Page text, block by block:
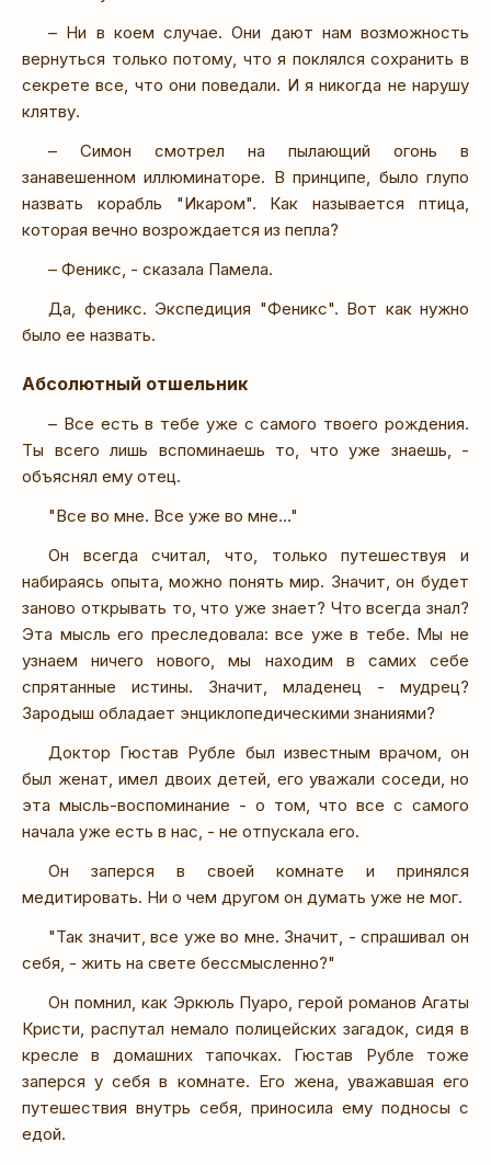
– Ни в коем случае. Они дают нам возможность
вернуться только потому, что я поклялся сохранить в
секрете все, что они поведали. И я никогда не нарушу
клятву.
– Симон смотрел на пылающий огонь в
занавешенном иллюминаторе. В принципе, было глупо
назвать корабль "Икаром". Как называется птица,
которая вечно возрождается из пепла?
– Феникс, - сказала Памела.
Да, феникс. Экспедиция "Феникс". Вот как нужно
было ее назвать.
Абсолютный отшельник
– Все есть в тебе уже с самого твоего рождения.
Ты всего лишь вспоминаешь то, что уже знаешь, -
объяснял ему отец.
"Все во мне. Все уже во мне..."
Он всегда считал, что, только путешествуя и
набираясь опыта, можно понять мир. Значит, он будет
заново открывать то, что уже знает? Что всегда знал?
Эта мысль его преследовала: все уже в тебе. Мы не
узнаем ничего нового, мы находим в самих себе
спрятанные истины. Значит, младенец - мудрец?
Зародыш обладает энциклопедическими знаниями?
Доктор Гюстав Рубле был известным врачом, он
был женат, имел двоих детей, его уважали соседи, но
эта мысль-воспоминание - о том, что все с самого
начала уже есть в нас, - не отпускала его.
Он заперся в своей комнате и принялся
медитировать. Ни о чем другом он думать уже не мог.
"Так значит, все уже во мне. Значит, - спрашивал он
себя, - жить на свете бессмысленно?"
Он помнил, как Эркюль Пуаро, герой романов Агаты
Кристи, распутал немало полицейских загадок, сидя в
кресле в домашних тапочках. Гюстав Рубле тоже
заперся у себя в комнате. Его жена, уважавшая его
путешествия внутрь себя, приносила ему подносы с
едой.